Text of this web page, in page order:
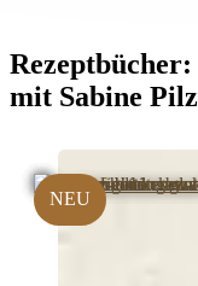
Rezeptbücher:
mit Sabine Pilz
NEU